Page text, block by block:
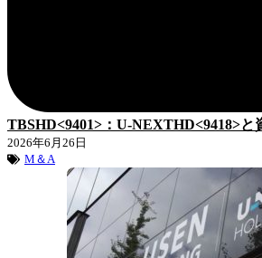
TBSHD<9401>：U-NEXTHD<9418>と
2026年6月26日
M＆A